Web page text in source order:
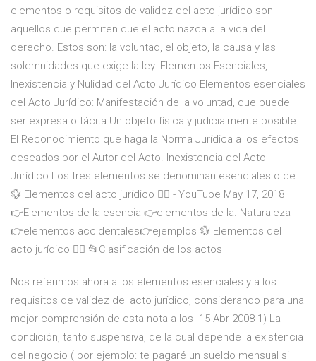
elementos o requisitos de validez del acto jurídico son
aquellos que permiten que el acto nazca a la vida del
derecho. Estos son: la voluntad, el objeto, la causa y las
solemnidades que exige la ley. Elementos Esenciales,
Inexistencia y Nulidad del Acto Jurídico Elementos esenciales
del Acto Jurídico: Manifestación de la voluntad, que puede
ser expresa o tácita Un objeto física y judicialmente posible
El Reconocimiento que haga la Norma Jurídica a los efectos
deseados por el Autor del Acto. Inexistencia del Acto
Jurídico Los tres elementos se denominan esenciales o de …
️💱 Elementos del acto jurídico 👨‍⚖️ - YouTube May 17, 2018 ·
👉Elementos de la esencia 👉elementos de la. Naturaleza
👉elementos accidentales👉ejemplos ️💱 Elementos del
acto jurídico 👨‍⚖️ ️📂Clasificación de los actos
Nos referimos ahora a los elementos esenciales y a los
requisitos de validez del acto jurídico, considerando para una
mejor comprensión de esta nota a los 15 Abr 2008 1) La
condición, tanto suspensiva, de la cual depende la existencia
del negocio ( por ejemplo: te pagaré un sueldo mensual si